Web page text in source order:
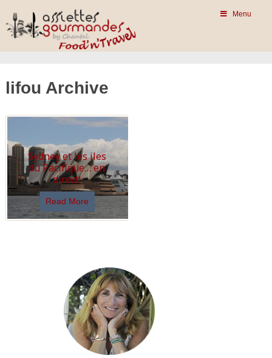
Menu
lifou Archive
Sydney et les iles
du Pacifique… en
direct!
Read More